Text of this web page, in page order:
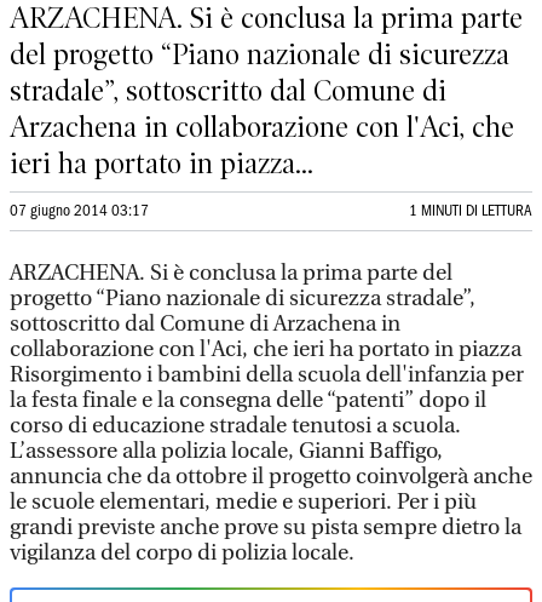
ARZACHENA. Si è conclusa la prima parte
del progetto “Piano nazionale di sicurezza
stradale”, sottoscritto dal Comune di
Arzachena in collaborazione con l'Aci, che
ieri ha portato in piazza...
07 giugno 2014 03:17 1 MINUTI DI LETTURA
ARZACHENA. Si è conclusa la prima parte del
progetto “Piano nazionale di sicurezza stradale”,
sottoscritto dal Comune di Arzachena in
collaborazione con l'Aci, che ieri ha portato in piazza
Risorgimento i bambini della scuola dell'infanzia per
la festa finale e la consegna delle “patenti” dopo il
corso di educazione stradale tenutosi a scuola.
L’assessore alla polizia locale, Gianni Baffigo,
annuncia che da ottobre il progetto coinvolgerà anche
le scuole elementari, medie e superiori. Per i più
grandi previste anche prove su pista sempre dietro la
vigilanza del corpo di polizia locale.